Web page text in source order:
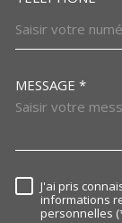
MESSAGE *
J'ai pris
informations
personnelles